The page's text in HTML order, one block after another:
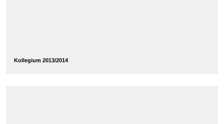
Kollegium 2013/2014